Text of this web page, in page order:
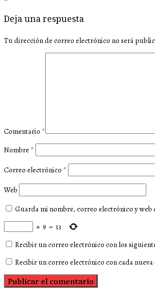
Deja una respuesta
Tu dirección de correo electrónico no será
Comentario *
Nombre *
Correo electrónico *
Web
Guarda mi nombre, correo electrónico y web
+ 9 = 13
Recibir un correo electrónico con los
Recibir un correo electrónico con cada nueva